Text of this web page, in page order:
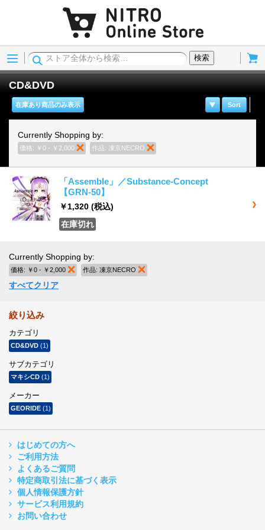
Menu
検索
CD&DVD
Sort
在庫あり商品のみ表示
Currently Shopping by:
価格: ￥0 - ￥2,000 商品の削除
作品: 凍京NECRO
「Assemble」／Substance-Concept
【GRN-50】
￥1,320 (税込)
在庫切れ
Currently Shopping by:
価格: ￥0 - ￥2,000 商品の削除
作品: 凍京NECRO
すべてクリア
絞り込み
カテゴリ
CD&DVD (1)
サブカテゴリ
マキシCD (1)
メーカー
GEORIDE (1)
はじめての方へ
ご利用方法
よくあるご質問
特定商取引法に基づく表示
個人情報保護方針
サービス利用規約
お問い合わせ